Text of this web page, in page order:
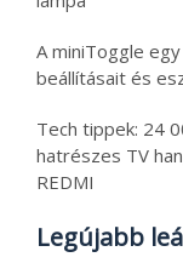
A miniToggle
beállításait és
Tech tippek: 24
hatrészes TV
REDMI
Legújabb